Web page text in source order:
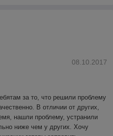
08.10.2017
за то, что решили проблему
В отличии от других,
нашли проблему, устранили
ниже чем у других. Хочу